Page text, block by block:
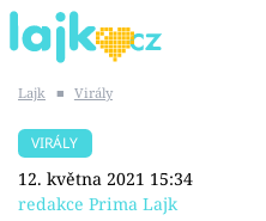
SHOPAHOLICADEL
Lajk ■ Virály
VIRÁLY
12. května 2021 15:34
redakce Prima Lajk